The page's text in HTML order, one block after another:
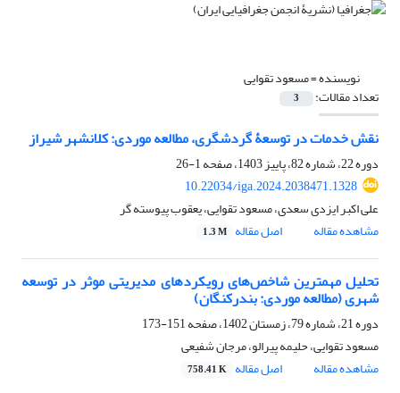
نویسنده =مسعود تقوایی
تعداد مقالات: 3
نقش خدمات در توسعۀ گردشگری، مطالعه موردی: کلانشهر شیراز
دوره 22، شماره 82، پاییز 1403، صفحه
1-26
10.22034/iga.2024.2038471.1328
علی اکبر ایزدی سعدی، مسعود تقوایی، یعقوب پیوسته گر
مشاهده مقاله
اصل مقاله 1.3 M
تحلیل مهمترین شاخص‌‌های رویکردهای مدیریتی موثر در توسعه
شهری (مطالعه موردی: بندرکنگان)
دوره 21، شماره 79، زمستان 1402، صفحه
151-173
مسعود تقوایی، حلیمه پیرالو، مرجان شفیعی
مشاهده مقاله
اصل مقاله 758.41 K